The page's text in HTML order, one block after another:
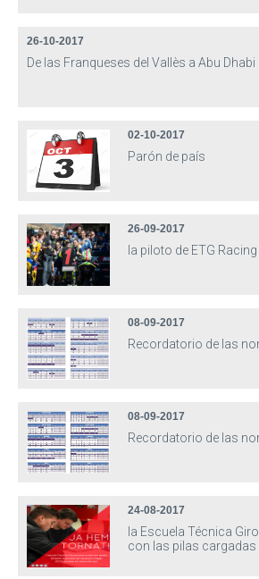
26-10-2017
De las Franqueses del Vallès a Abu Dhabi
02-10-2017
Parón de país
26-09-2017
la piloto de ETG
08-09-2017
Recordatorio de las
08-09-2017
Recordatorio de las
24-08-2017
la Escuela Técnica
con las pilas